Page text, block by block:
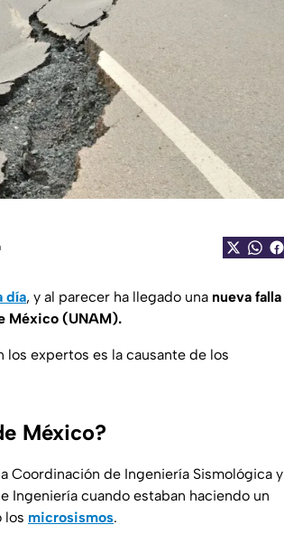
día, y al parecer ha llegado una nueva falla
México (UNAM).
los expertos es la causante de los
México?
Coordinación de Ingeniería Sismológica y
Ingeniería cuando estaban haciendo un
los microsismos.